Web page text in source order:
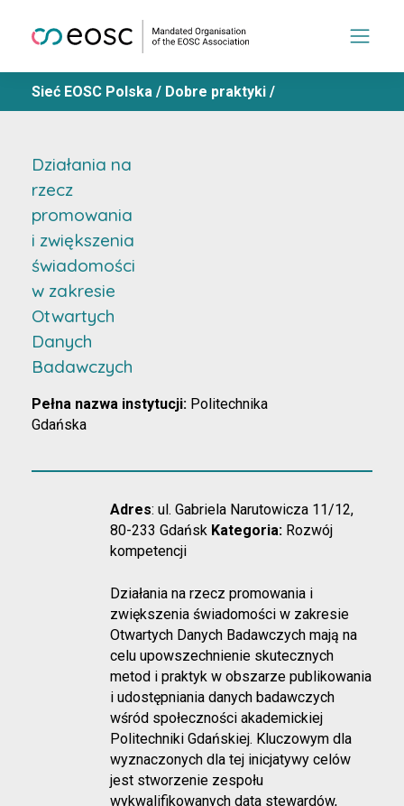
Sieć EOSC Polska / Dobre praktyki /
Działania na
rzecz
promowania
i zwiększenia
świadomości
w zakresie
Otwartych
Danych
Badawczych
Pełna nazwa instytucji: Politechnika
Gdańska
Adres: ul. Gabriela Narutowicza 11/12,
80-233 Gdańsk Kategoria:Rozwój
kompetencji
Działania na rzecz promowania i
zwiększenia świadomości w zakresie
Otwartych Danych Badawczych mają na
celu upowszechnienie skutecznych
metod i praktyk w obszarze publikowania
i udostępniania danych badawczych
wśród społeczności akademickiej
Politechniki Gdańskiej. Kluczowym dla
wyznaczonych dla tej inicjatywy celów
jest stworzenie zespołu
wykwalifikowanych data stewardów,